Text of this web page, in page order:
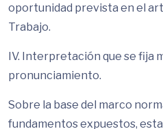
oportunidad prevista en el
Trabajo.
IV. Interpretación que se fija
pronunciamiento.
Sobre la base del marco
fundamentos expuestos,